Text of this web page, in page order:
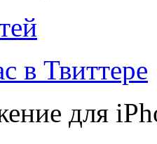
в Твиттере
для